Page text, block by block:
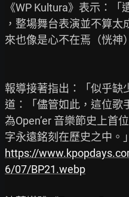
《WP Kultura》表示：「
，整場舞台表演並不算
來也像是心不在焉（恍神
報導接著指出：「似乎缺
道：「儘管如此，這位歌
為Open’er 音樂節史上首
https://
6/07/BP21.webp